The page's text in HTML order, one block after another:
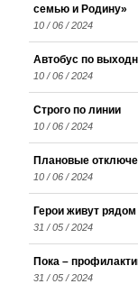
семью и Родину»
10 / 06 / 2024
Автобус по
10 / 06 / 2024
Строго по линии
10 / 06 / 2024
Плановые
10 / 06 / 2024
Герои живут
31 / 05 / 2024
Пока –
31 / 05 / 2024